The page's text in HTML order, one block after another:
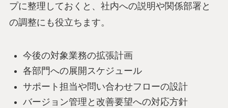
プに整理しておくと、社内への説明や関係部署と
の調整にも役立ちます。
今後の対象業務の拡張計画
各部門への展開スケジュール
サポート担当や問い合わせフローの設計
バージョン管理と改善要望への対応方針